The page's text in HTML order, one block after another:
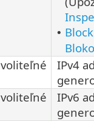
•
voliteľné
IPv4
voliteľné
IPv6